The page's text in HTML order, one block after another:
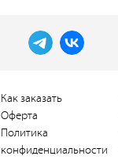
Как заказать
Оферта
Политика
конфиденциальности